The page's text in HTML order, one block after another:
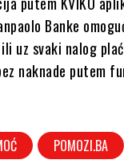
Banke
uz svaki nalog
naknade putem
POMOZI.BA